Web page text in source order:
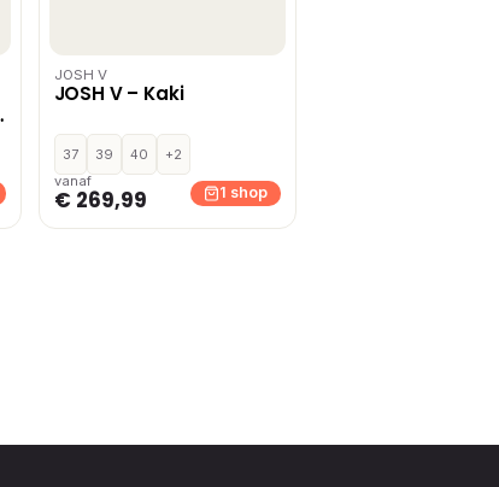
JOSH V
JOSH V – Kaki
37 39 40
+2
vanaf
€ 269,99 1 shop